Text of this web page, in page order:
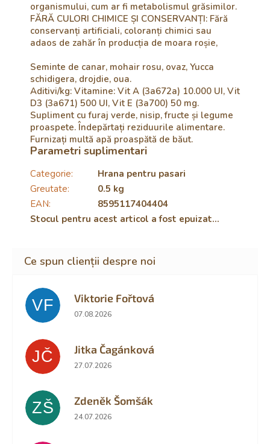
organismului, cum ar fi metabolismul grăsimilor.
FĂRĂ CULORI CHIMICE ȘI CONSERVANȚI: Fără
conservanți artificiali, coloranți chimici sau
adaos de zahăr în producția de moara roșie,
Seminte de canar, mohair rosu, ovaz, Yucca
schidigera, drojdie, oua.
Aditivi/kg: Vitamine: Vit A (3a672a) 10.000 UI, Vit
D3 (3a671) 500 UI, Vit E (3a700) 50 mg.
Supliment cu furaj verde, nisip, fructe și legume
proaspete. Îndepărtați reziduurile alimentare.
Furnizați multă apă proaspătă de băut.
Parametri suplimentari
Categorie:
Hrana pentru pasari
Greutate:
0.5 kg
EAN:
8595117404404
Stocul pentru acest articol a fost epuizat…
VF Viktorie Fořtová
Ratingul magazinului este 2 din 5 stele.
07.08.2026
JČ Jitka Čagánková
Ratingul magazinului este 5 din 5 stele.
27.07.2026
ZŠ Zdeněk Šomšák
Ratingul magazinului este 5 din 5 stele.
24.07.2026